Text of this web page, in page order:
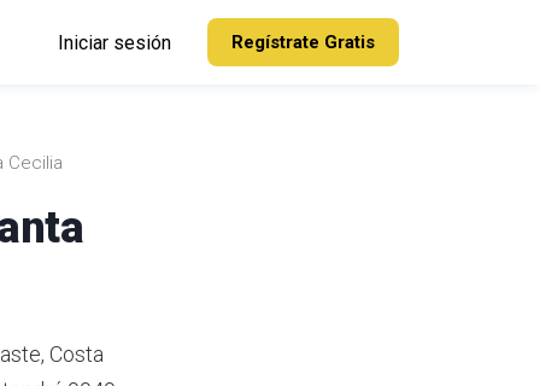
Iniciar sesión Regístrate Gratis
Cecilia
Costa